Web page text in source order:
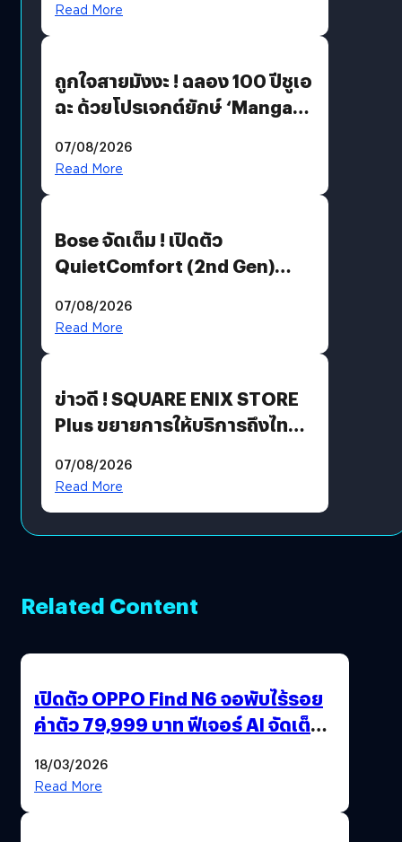
Read More
ถูกใจสายมังงะ ! ฉลอง 100 ปีชูเอ
ฉะ ด้วยโปรเจกต์ยักษ์ ‘Manga
มีภาษาไทยด้วย
07/08/2026
Read More
Bose จัดเต็ม ! เปิดตัว
QuietComfort (2nd Gen)
07/08/2026
Read More
ข่าวดี ! SQUARE ENIX STORE
Plus ขยายการให้บริการถึงไทย
โดยตรง
07/08/2026
Read More
Related Content
เปิดตัว OPPO Find N6 จอพับไร้รอย
ค่าตัว 79,999 บาท ฟีเจอร์ AI จัดเต็ม
18/03/2026
Read More